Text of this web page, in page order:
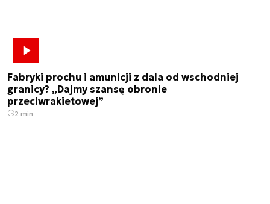
Fabryki prochu i amunicji z dala od wschodniej
granicy? „Dajmy szansę obronie
przeciwrakietowej”
2 min.